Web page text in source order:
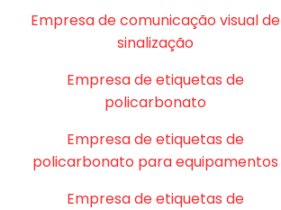
Empresa de comunicação visual de
sinalização
Empresa de etiquetas de
policarbonato
Empresa de etiquetas de
policarbonato para equipamentos
Empresa de etiquetas de